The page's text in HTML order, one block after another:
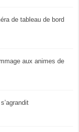
de tableau de bord
aux animes de